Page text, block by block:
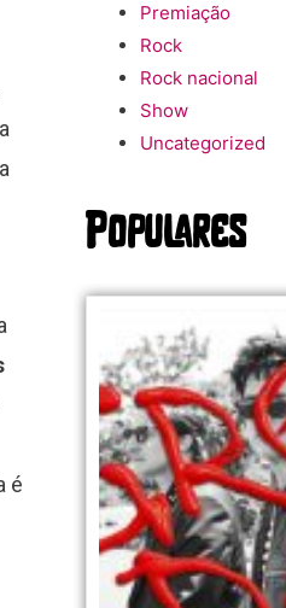
é
Premiação
Rock
Rock nacional
Show
Uncategorized
Populares